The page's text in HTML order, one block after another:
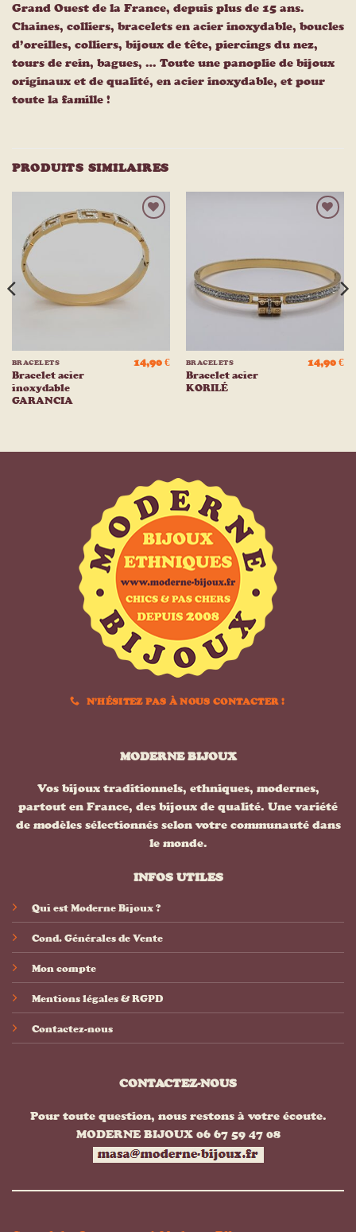
Grand Ouest de la France, depuis plus de 15 ans.
Chaines, colliers, bracelets en acier inoxydable, boucles
d’oreilles, colliers, bijoux de tête, piercings du nez,
tours de rein, bagues, … Toute une panoplie de bijoux
originaux et de qualité, en acier inoxydable, et pour
toute la famille !
PRODUITS SIMILAIRES
Ajouter
à la
liste
d’envies
BRACELETS
Bracelet acier
inoxydable
GARANCIA
14,90€
d’envies
BRACELETS
Bracelet acier
KORILÉ
14,90€
N'HÉSITEZ PAS À NOUS CONTACTER !
MODERNE BIJOUX
Vos bijoux traditionnels, ethniques, modernes,
partout en France, des bijoux de qualité. Une variété
de modèles sélectionnés selon votre communauté dans
le monde.
INFOS UTILES
Qui est Moderne Bijoux ?
Cond. Générales de Vente
Mon compte
Mentions légales & RGPD
Contactez-nous
CONTACTEZ-NOUS
Pour toute question, nous restons à votre écoute.
MODERNE BIJOUX 06 67 59 47 08